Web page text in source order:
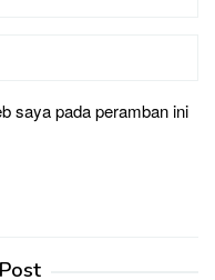
saya pada peramban ini